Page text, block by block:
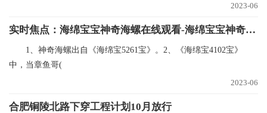
2023-06
实时焦点：海绵宝宝神奇海螺在线观看-海绵宝宝神奇海螺
1、神奇海螺出自《海绵宝5261宝》。2、《海绵宝4102宝》
中，当章鱼哥(
2023-06
合肥铜陵北路下穿工程计划10月放行